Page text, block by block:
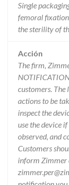
Single
femoral
the sterility of
Acción
The firm,
customers. The
actions to be
inspect the
use the device
observed, and
Customers
inform Zimmer